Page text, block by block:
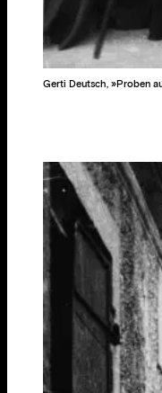
Gerti Deutsch, »Proben